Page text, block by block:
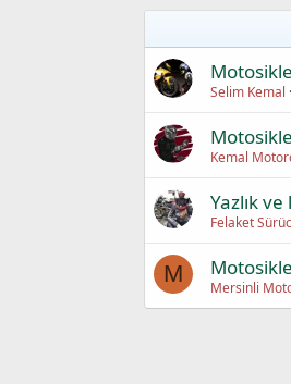
Selim Kemal
Kemal
Yazlık
Felaket
M
Mersinli